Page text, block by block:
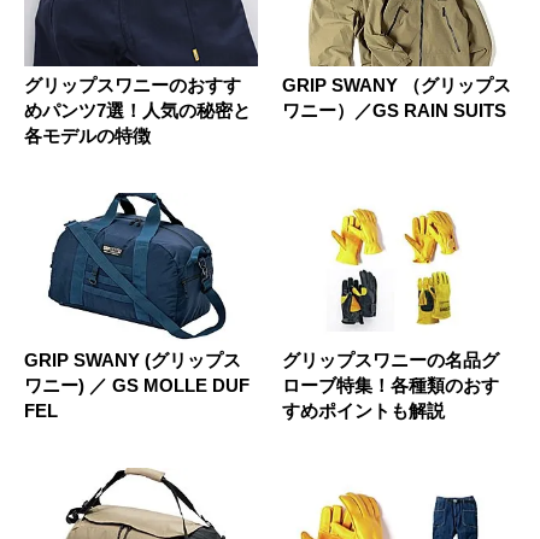
グリップスワニーのおすす
めパンツ7選！人気の秘密と
各モデルの特徴
GRIP SWANY （グリップス
ワニー）／GS RAIN SUITS
GRIP SWANY (グリップス
ワニー) ／ GS MOLLE DUF
FEL
グリップスワニーの名品グ
ローブ特集！各種類のおす
すめポイントも解説